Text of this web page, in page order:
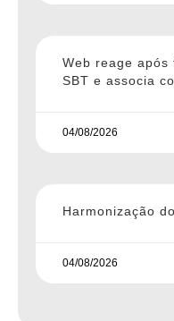
Web reage
SBT e associa
04/08/2026
Harmonização
04/08/2026